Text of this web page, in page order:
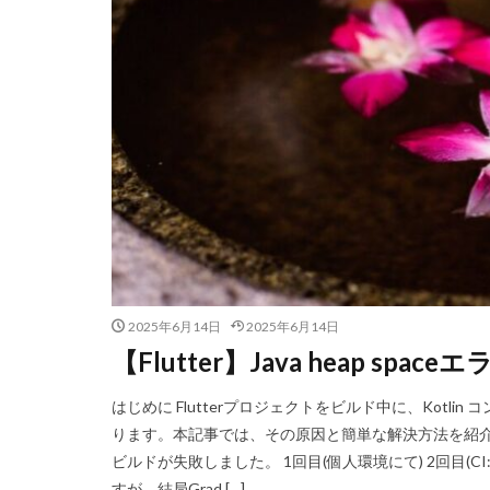
2025年6月14日 2025年6月14日
【Flutter】Java heap spaceエ
はじめに Flutterプロジェクトをビルド中に、Kotlin コ
ります。本記事では、その原因と簡単な解決方法を
ビルドが失敗しました。 1回目(個人環境にて) 2回目